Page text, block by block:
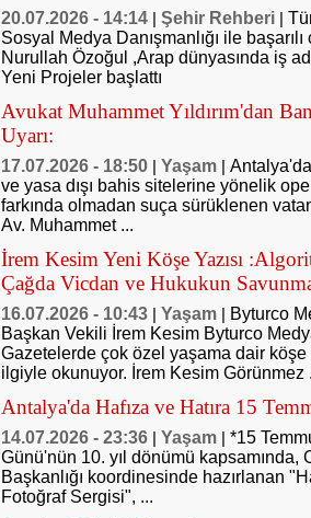
20.07.2026 - 14:14 Şehir Rehberi
Sosyal Medya Danışmanlığı ile
Nurullah Özoğul ,Arap dünyasında iş
Yeni Projeler başlattı
Avukat Muhammet Yıldırım'dan
Uyarı:
17.07.2026 - 18:50 Yaşam
ve yasa dışı bahis sitelerine yönelik
farkında olmadan suça sürüklenen
Av. Muhammet ...
İrem Kesim Yeni Köşe Yazısı
Çağda Vicdan ve Hukukun
16.07.2026 - 10:43 Yaşam
Byturco
Başkan Vekili İrem Kesim Byturco
Gazetelerde çok özel yaşama dair köşe
ilgiyle okunuyor. İrem Kesim Görünmez
Antalya'da Hafıza ve Hatıra 15
14.07.2026 - 23:36 Yaşam
*15
Günü'nün 10. yıl dönümü kapsamında,
Başkanlığı koordinesinde hazırlanan
Fotoğraf Sergisi", ...